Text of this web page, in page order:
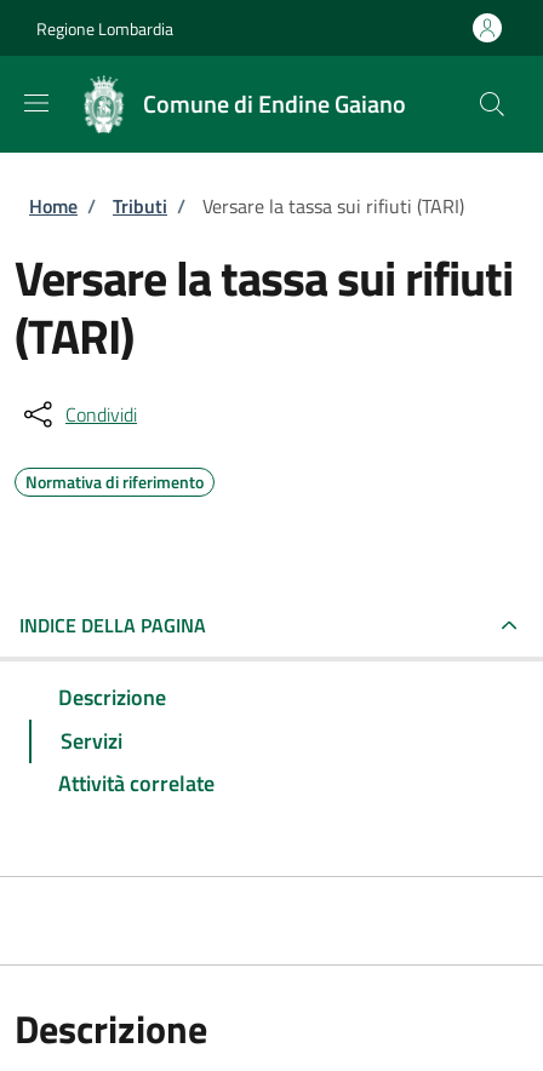
Regione Lombardia
Comune di Endine Gaiano
Briciole di pane
Home / Tributi / Versare la tassa sui rifiuti (TARI)
Versare la tassa sui rifiuti
(TARI)
Condividi
Normativa di riferimento
INDICE DELLA PAGINA
Descrizione
Servizi
Attività correlate
Descrizione